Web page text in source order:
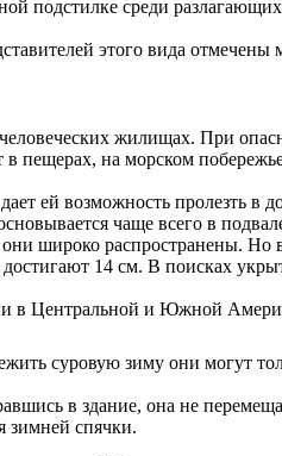
подстилке среди
этого вида
жилищах. При
на морском
ей возможность пролезть в
чаще всего в
широко распространены. Но
14 см. В поисках
в Центральной и Южной
суровую зиму они могут
в здание, она не
зимней спячки.